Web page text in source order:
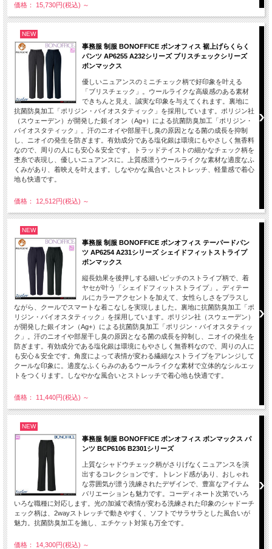
価格： 15,730円(税込) ～
NEW
事務服 制服 BONOFFICE ボンオフィス 裾上げらくらく
パンツ AP6255 A232シリーズ ブリスチェックシリーズ
ボンマックス
優しいニュアンスのミニチェック柄で好印象を叶える
「ブリスチェック」。ウールライクな高級感のある素材
できちんと見え、誠実な印象を与えてくれます。裏地に
抗菌防臭加工「ポリジン・バイオスタティック」を採用しています。ポリジン社
（スウェーデン）が開発した銀イオン（Ag+）による抗菌防臭加工「ポリジン・
バイオスタティック」。汗のニオイや部屋干し臭の原因となる菌の成長を抑制
し、ニオイの発生を防ぎます。有効成分である塩化銀は環境にもやさしく無香料
なので、周りの人にも安心＆安全です。トラッドテイストの細かなチェック柄を
杢糸で表現し、優しいニュアンスに。上質感漂うウールライクな素材な適度なふ
くみがあり、着映えを叶えます。しなやかな風合いとストレッチ、軽量感で着心
地も快適です。
価格： 12,512円(税込) ～
NEW
事務服 制服 BONOFFICE ボンオフィス テーパードパン
ツ AP6254 A231シリーズ シェイドフィットストライプ
ボンマックス
縦長効果を後押しする細いピッチのストライプ柄で、着
ヤセが叶う「シェイドフィットストライプ」。ディテー
ルにカラーアクセントを加えて、女性らしさをプラスし
ながら、クールでスマートな着こなしを実現しました。裏地に抗菌防臭加工「ポ
リジン・バイオスタティック」を採用しています。ポリジン社（スウェーデン）
が開発した銀イオン（Ag+）による抗菌防臭加工「ポリジン・バイオスタティッ
ク」。汗のニオイや部屋干し臭の原因となる菌の成長を抑制し、ニオイの発生を
防ぎます。有効成分である塩化銀は環境にもやさしく無香料なので、周りの人に
も安心＆安全です。角度によって表情が変わる繊細なストライプをアレンジして
クールな印象に。適度なふくらみのあるウールライクな素材で立体的なシルエッ
トをつくります。しなやかな風合いとストレッチで着心地も快適です。
価格： 11,440円(税込) ～
NEW
事務服 制服 BONOFFICE ボンオフィス ボンマックス パ
ンツ BCP6106 B2301シリーズ
上質なシャドウチェック柄がさりげなくニュアンスを演
出するコレクションです。トレンド感があり、おしゃれ
な雰囲気が漂う洗練されたデザインで、豊富なアイテム
バリエーションも魅力です。コーディネート次第でいろ
いろな職種に対応します。光の加減で表情が変わる洗練された印象のシャドーチ
ェック柄は、2wayストレッチで動きやすく、ソフトでサラサラとした風合いが
魅力。抗菌防臭加工を施し、エチケット対策も万全です。
価格： 14,300円(税込) ～